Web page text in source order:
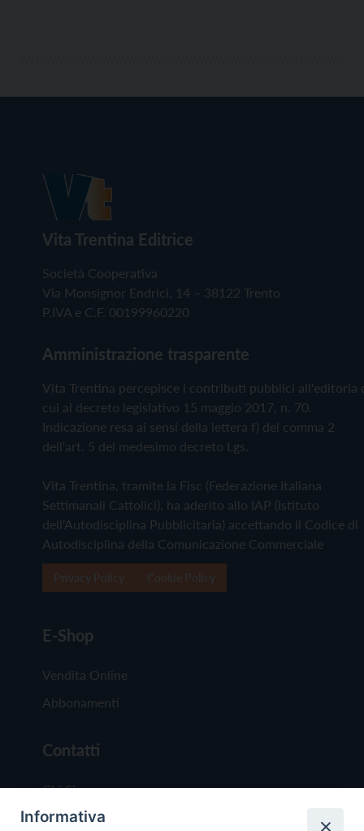
Vita Trentina Editrice
Società Cooperativa
Via Monsignor Endrici, 14 – 38122 Trento
P.IVA e C.F. 00199960220
Amministrazione trasparente
Vita Trentina percepisce i contributi pubblici all'editoria
cui al decreto legislativo 15 maggio 2017, n. 70.
Indicazione resa ai sensi della lettera f) del comma 2
dell'art. 5 del medesimo decreto Lgs.
Vita Trentina, tramite la Fisc (Federazione Italiana
Settimanali Cattolici), ha aderito allo IAP (Istituto
dell'Autodisciplina Pubblicitaria) accettando il Codice di
Autodisciplina della Comunicazione Commerciale
E-Shop
Vendita Online
Abbonamenti
Contatti
Chi Siamo
Redazione
Informativa